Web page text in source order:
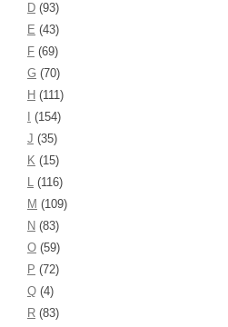
D (93)
E (43)
F (69)
G (70)
H (111)
(154)
J (35)
K (15)
L (116)
M (109)
N (83)
O (59)
P (72)
Q (4)
R (83)